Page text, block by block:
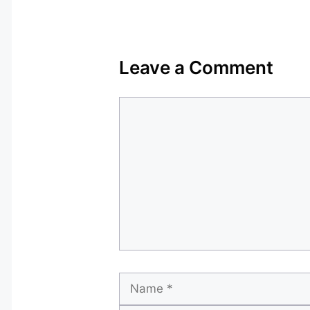
Leave a Comment
Name